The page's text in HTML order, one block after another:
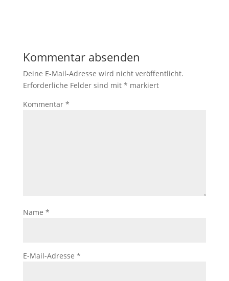
Kommentar absenden
Deine E-Mail-Adresse wird nicht veröffentlicht.
Erforderliche Felder sind mit * markiert
Kommentar *
Name *
E-Mail-Adresse *